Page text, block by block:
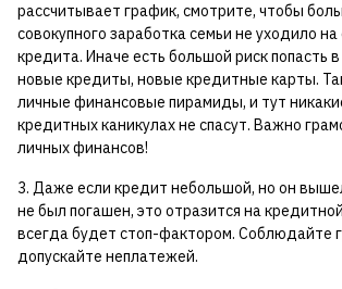
рассчитывает график, смотрите, чтобы
совокупного заработка семьи не уходило
кредита. Иначе есть большой риск попасть
новые кредиты, новые кредитные карты.
личные финансовые пирамиды, и тут
кредитных каникулах не спасут. Важно
личных финансов!
3. Даже если кредит небольшой, но он
не был погашен, это отразится на
всегда будет стоп-фактором. Соблюдайте
допускайте неплатежей.